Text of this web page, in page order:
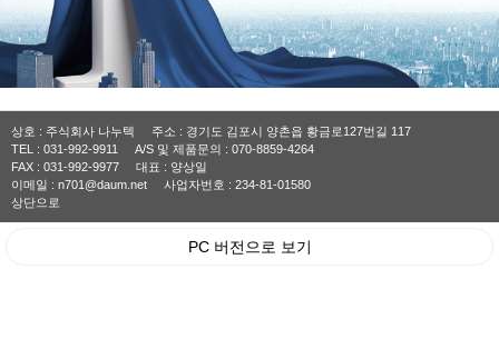
상호 : 주식회사 나누텍 주소 : 경기도 김포시 양촌읍 황금로127번길 117
TEL : 031-992-9911 A/S 및 제품문의 : 070-8859-4264
FAX : 031-992-9977 대표 : 양상일
이메일 : n701@daum.net 사업자번호 : 234-81-01580
상단으로
PC 버전으로 보기